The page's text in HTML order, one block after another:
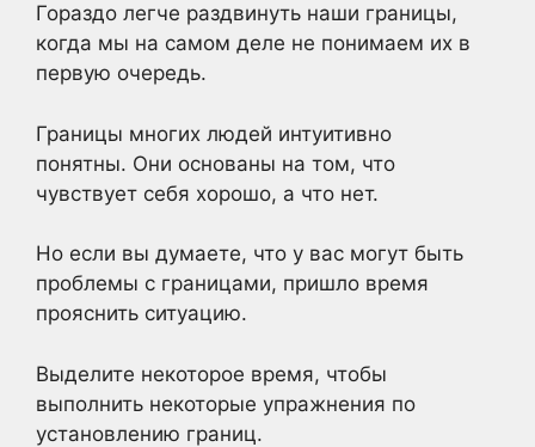
Гораздо легче раздвинуть наши границы,
когда мы на самом деле не понимаем их в
первую очередь.
Границы многих людей интуитивно
понятны. Они основаны на том, что
чувствует себя хорошо, а что нет.
Но если вы думаете, что у вас могут быть
проблемы с границами, пришло время
прояснить ситуацию.
Выделите некоторое время, чтобы
выполнить некоторые упражнения по
установлению границ.